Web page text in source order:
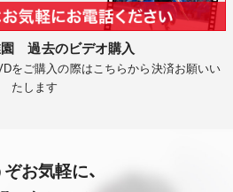
過去のビデオ購入
をご購入の際はこちらから決済お願いい
たします
お気軽に、